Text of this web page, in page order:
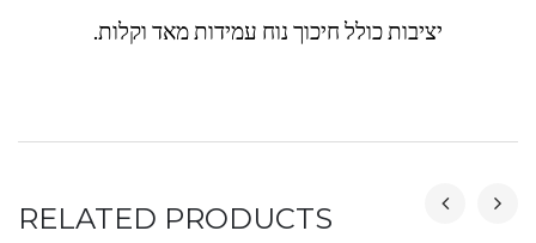
יציבות כולל חיכוך נוח עמידות מאד וקלות.
RELATED PRODUCTS